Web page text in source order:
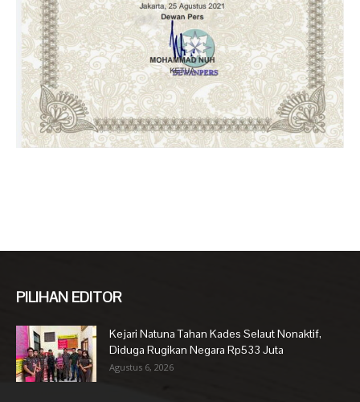
PILIHAN EDITOR
Kejari Natuna Tahan Kades Selaut Nonaktif,
Diduga Rugikan Negara Rp533 Juta
Agustus 6, 2026